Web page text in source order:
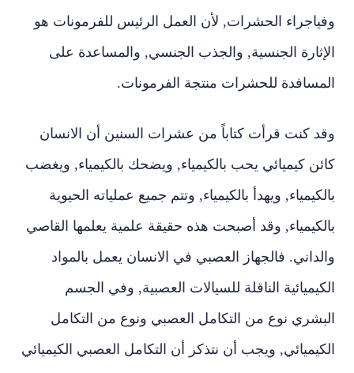
وفياجراء الحشرات, لأن العمل الرئيس للفرمونات هو
الإثارة الجنسية, والجذب الجنسي, والمساعدة على
المسافدة للحشرات منتجة الفرمونات.
وقد كنت قرأت كتاباً من عشرات السنين أن الانسان
كائن كيميائي يحب بالكيمياء, ويضحك بالكيمياء, ويغضب
بالكيمياء, ويهدأ بالكيمياء, وتتم جميع عملياته الحيوية
بالكيمياء, وقد أصبحت هذه حقيقة علمية يعلمها القاصي
والداني. فالجهاز العصبي في الانسان يعمل بالمواد
الكيميائية الناقلة للسيالات العصبية, وفي الجسم
البشري نوع من التكامل العصبي ونوع من التكامل
الكيميائي, ويجب أن نتذكر أن التكامل العصبي الكيميائي